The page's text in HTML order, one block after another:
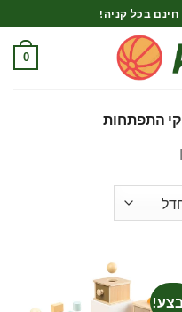
בכל קניה!
0
התפתחות